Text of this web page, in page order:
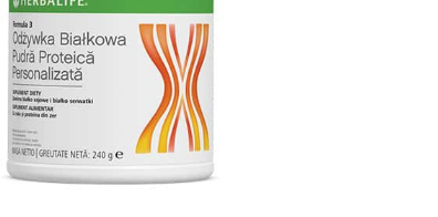
Zi cu